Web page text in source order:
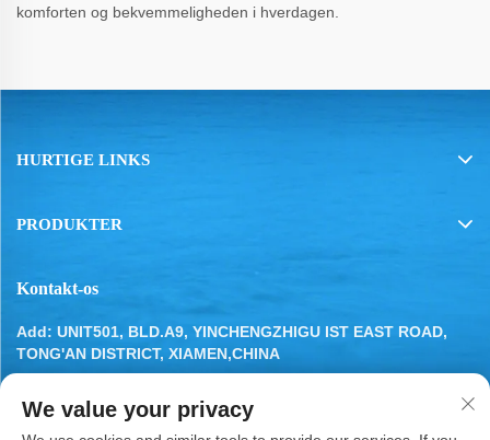
komforten og bekvemmeligheden i hverdagen.
HURTIGE LINKS
PRODUKTER
Kontakt-os
Add: UNIT501, BLD.A9, YINCHENGZHIGU IST EAST ROAD,
TONG'AN DISTRICT, XIAMEN,CHINA
[email protected]
We value your privacy